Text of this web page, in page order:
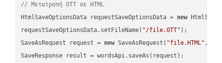
// Μετατροπή OTT σε HTML
HtmlSaveOptionsData requestSaveOptionsData = new
requestSaveOptionsData.setFileName( "/file.OTT" );
SaveAsRequest request = new SaveAsRequest( "file.HTML"
SaveResponse result = wordsApi.saveAs(request);